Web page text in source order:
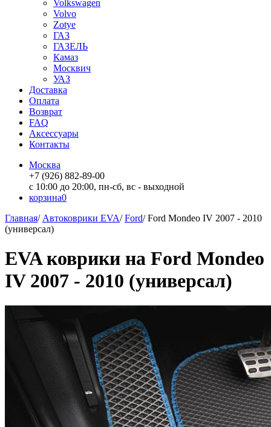
Volkswagen
Volvo
Zotye
ГАЗ
ГАЗЕЛЬ
Камаз
Москвич
УАЗ
Доставка
Оплата
Возврат
FAQ
Аксессуары
Контакты
Москва
+7 (926) 882-89-00
с 10:00 до 20:00, пн-сб, вс - выходной
корзина0
Главная/ Автоковрики EVA/Ford/Ford Mondeo IV 2007 - 2010
(универсал)
EVA коврики на Ford Mondeo
IV 2007 - 2010 (универсал)